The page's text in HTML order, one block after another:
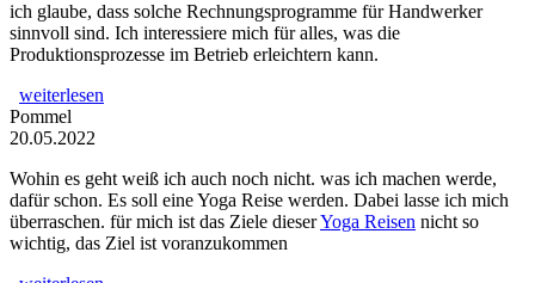
ich glaube, dass solche Rechnungsprogramme für Handwerker
sinnvoll sind. Ich interessiere mich für alles, was die
Produktionsprozesse im Betrieb erleichtern kann.
weiterlesen
Pommel
20.05.2022
Wohin es geht weiß ich auch noch nicht. was ich machen werde,
dafür schon. Es soll eine Yoga Reise werden. Dabei lasse ich mich
überraschen. für mich ist das Ziele dieserYoga Reisen nicht so
wichtig, das Ziel ist voranzukommen